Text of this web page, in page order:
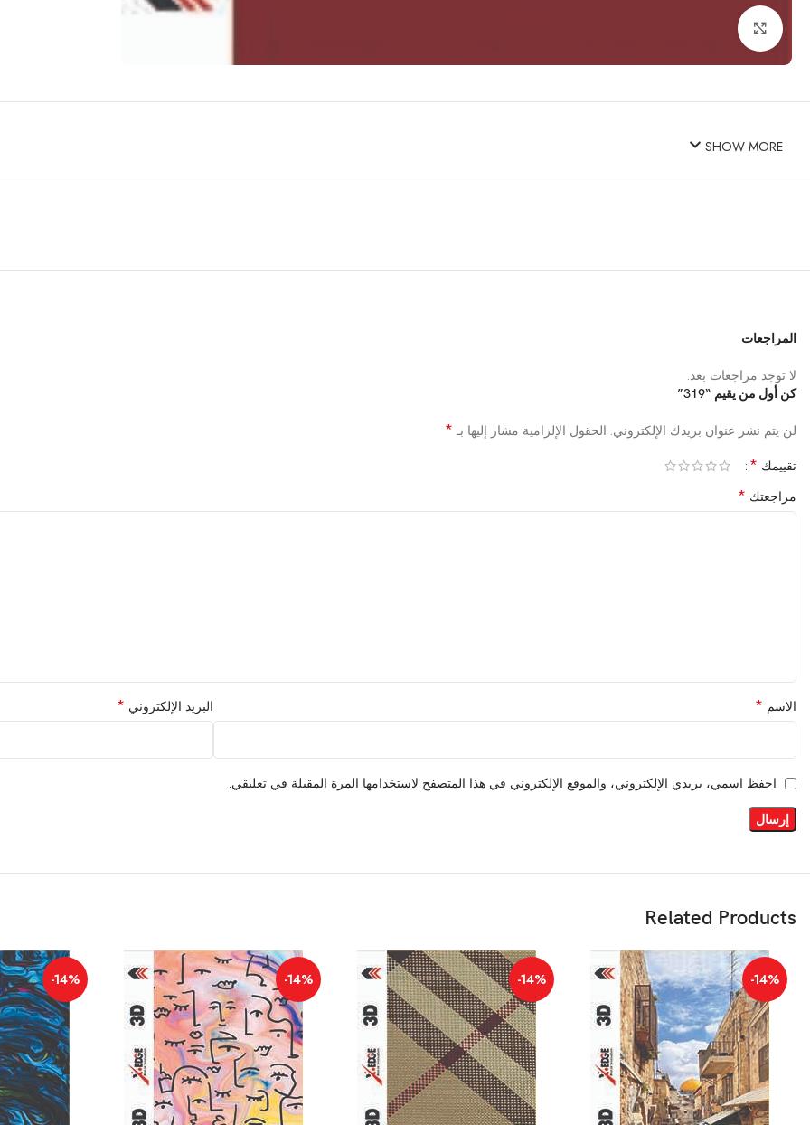
SHOW MORE
المراجعات
لا توجد مراجعات بعد.
كن أول من يقيم “319”
لن يتم نشر عنوان بريدك الإلكتروني. الحقول الإلزامية مشار إليها بـ *
تقييمك *
مراجعتك *
الاسم * البريد الإلكتروني *
احفظ اسمي، بريدي الإلكتروني، والموقع الإلكتروني في هذا المتصفح لاستخدامها المرة المقبلة في تعليقي.
Related Products
-14%
-14%
-14%
-14%